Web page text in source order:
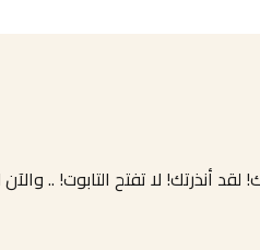
أنذرتك! لا تفتح التابوت! ..